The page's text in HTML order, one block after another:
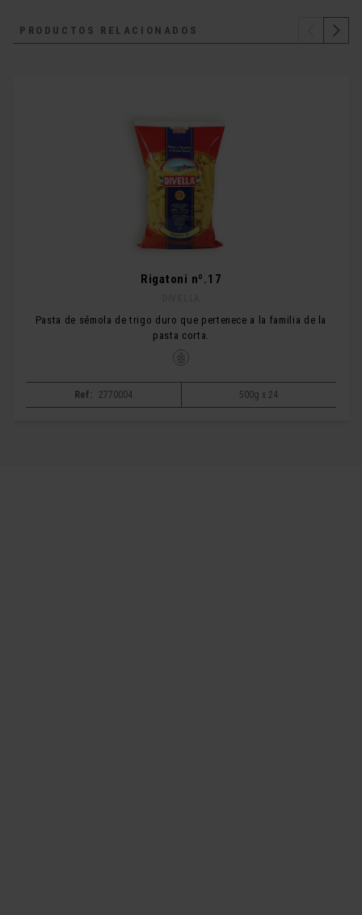
PRODUCTOS RELACIONADOS
Rigatoni nº.17
Pasta de sémola de trigo duro que pertenece a la familia de la
pasta corta.
Ref: 2770004 500g x 24